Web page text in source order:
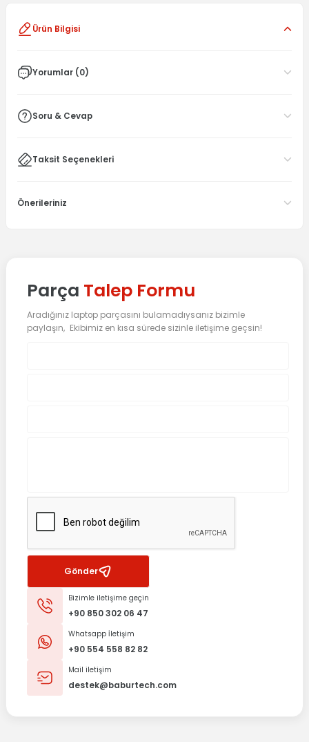
Ürün Bilgisi
Yorumlar (0)
Soru & Cevap
Taksit Seçenekleri
Önerileriniz
Parça Talep Formu
Aradığınız laptop parçasını bulamadıysanız bizimle
paylaşın, Ekibimiz en kısa sürede sizinle iletişime geçsin!
Gönder
Bizimle iletişime geçin
+90 850 302 06 47
Whatsapp İletişim
+90 554 558 82 82
Mail iletişim
destek@baburtech.com